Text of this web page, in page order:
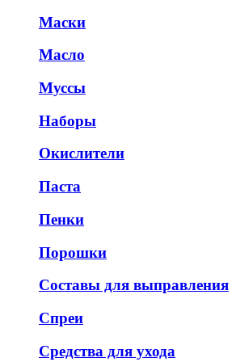
Маски
Масло
Муссы
Наборы
Окислители
Паста
Пенки
Порошки
Составы для выправления
Спреи
Средства для ухода